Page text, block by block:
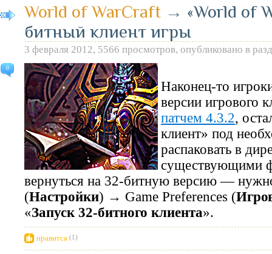
0
World of WarCraft → «World of
битный клиент игры
3 февраля 2012, 5566 просмотров, опубликовано в
Наконец-то
версии игрового
патчем 4.3.2,
клиент» под
распаковать в
существующими
вернуться на 32-битную версию —
(Настройки) → Game Preferences (
«Запуск 32-битного клиента».
нравится (1)